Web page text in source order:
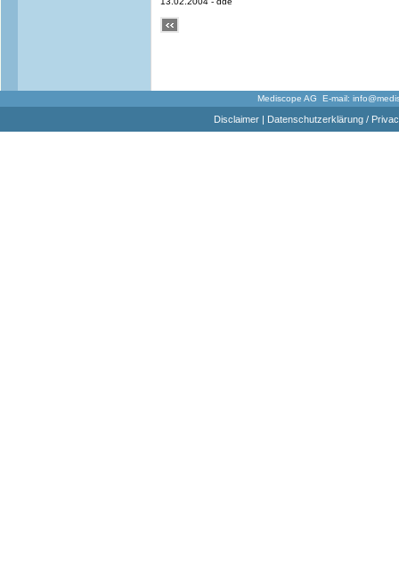
Mediscope AG E-mail:
Disclaimer| Datenschutzerklärung /